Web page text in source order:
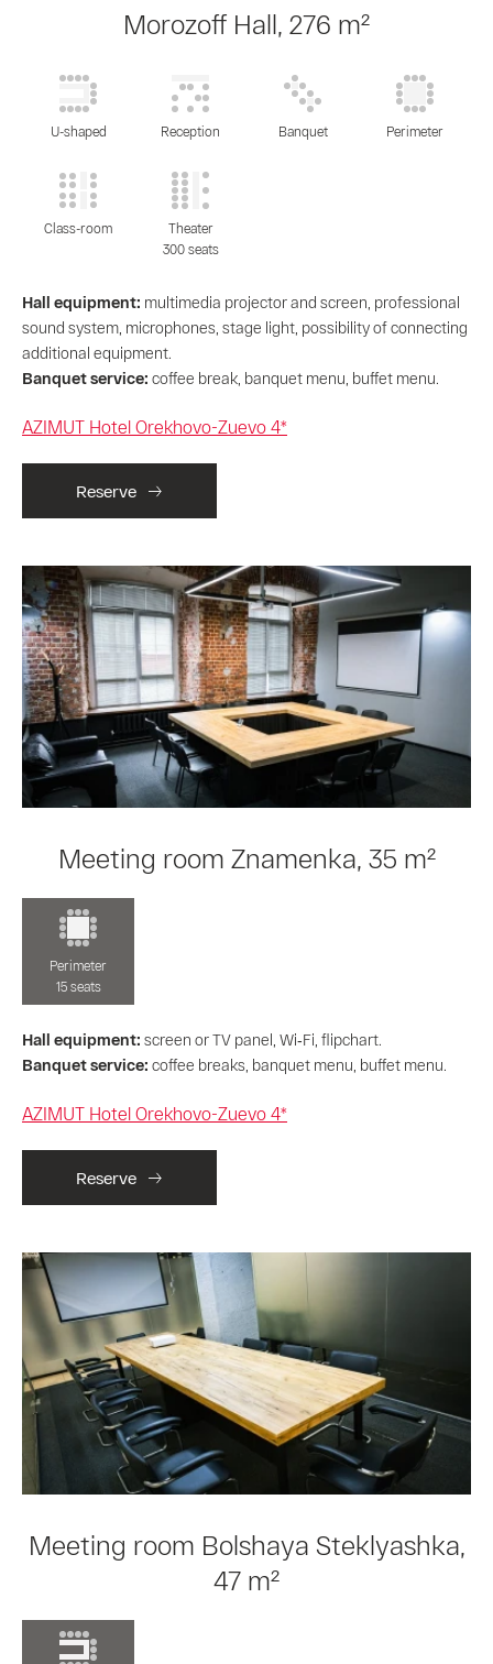
Morozoff Hall, 276 m²
U-shaped Reception Banquet Perimeter
Class-room
Theater
300 seats
Hall equipment: multimedia projector and screen, professional
sound system, microphones, stage light, possibility of connecting
additional equipment.
Banquet service: coffee break, banquet menu, buffet menu.
AZIMUT Hotel Orekhovo-Zuevo 4*
Reserve
Meeting room Znamenka, 35 m²
Perimeter
15 seats
Hall equipment: screen or TV panel, Wi‑Fi, flipchart.
Banquet service: coffee breaks, banquet menu, buffet menu.
AZIMUT Hotel Orekhovo-Zuevo 4*
Reserve
Meeting room Bolshaya Steklyashka,
47 m²